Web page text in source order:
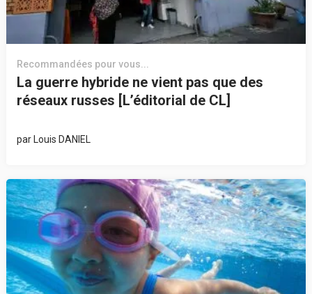
Recommandées pour vous...
La guerre hybride ne vient pas que des
réseaux russes [L’éditorial de CL]
par Louis DANIEL